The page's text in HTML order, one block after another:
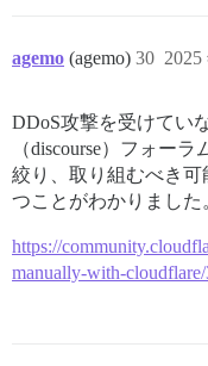
agemo (agemo) 30
DDoS攻撃を受けてい
（discourse）フォー
絞り、取り組むべき
つことがわかりました
https://
manually-with-